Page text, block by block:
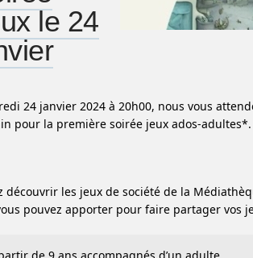
le 24
24 janvier 2024 à 20h00, nous vous
pour la première soirée jeux ados-adultes*.
découvrir les jeux de société de la
pouvez apporter pour faire partager vos